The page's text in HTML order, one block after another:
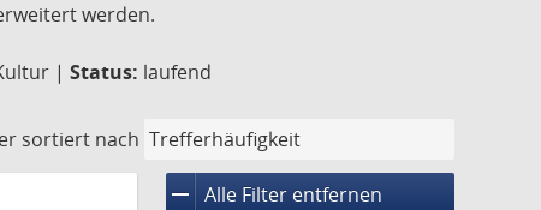
werden.
| Status: laufend
sortiert nach
remove Alle Filter entfernen